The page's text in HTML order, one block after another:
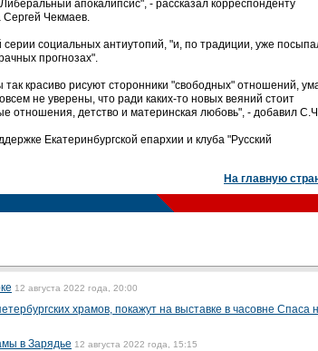
апокалипсис", - рассказал корреспонденту
Сергей Чекмаев.
серии социальных антиутопий, "и, по традиции, уже
прогнозах".
красиво рисуют сторонники "свободных" отношений,
не уверены, что ради каких-то новых веяний стоит
отношения, детство и материнская любовь", - добавил
Екатеринбургской епархии и клуба "Русский
На главную
12 августа 2022 года, 20:00
храмов, покажут на выставке в часовне Спаса
в Зарядье 12 августа 2022 года, 15:15